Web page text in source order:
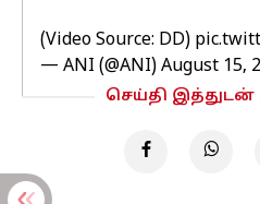
(Video Source: DD)
— ANI (@ANI) August 15,
செய்தி இத்துடன்